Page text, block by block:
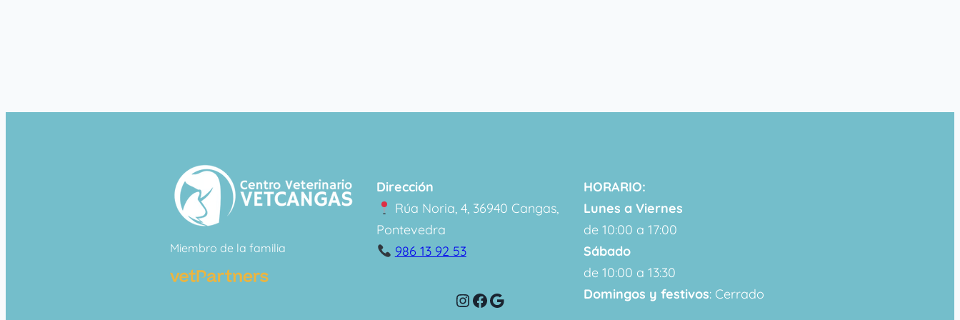
Miembro de la familia
Dirección
Rúa Noria, 4, 36940 Cangas,
Pontevedra
986 13 92 53
InstagramFacebook Google
HORARIO:
Lunes a Viernes
de 10:00 a 17:00
Sábado
de 10:00 a 13:30
Domingos y festivos: Cerrado